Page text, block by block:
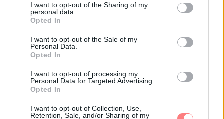
not limited to your visit or usage behaviour. You may click to
grant or deny consent to Google and its third-party tags to
use your data for below specified purposes in below Google
consent section.
I want to opt-out of the Sharing of my
personal data.
Opted In
I want to opt-out of the Sale of my
Personal Data.
Opted In
I want to opt-out of processing my
Personal Data for Targeted Advertising.
Opted In
I want to opt-out of Collection, Use,
Retention, Sale, and/or Sharing of my